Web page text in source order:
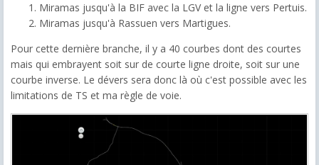
Miramas jusqu'à la BIF avec la LGV et la ligne vers Pertuis.
Miramas jusqu'à Rassuen vers Martigues.
Pour cette dernière branche, il y a 40 courbes dont des courtes
mais qui embrayent soit sur de courte ligne droite, soit sur une
courbe inverse. Le dévers sera donc là où c'est possible avec les
limitations de TS et ma règle de voie.